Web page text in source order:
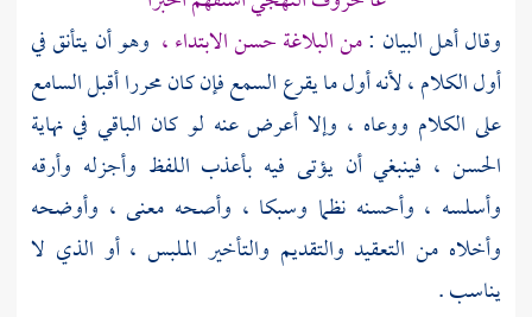
وقال أهل البيان :من البلاغة حسن الابتداء ، وهو أن يتأنق في
أول الكلام ، لأنه أول ما يقرع السمع فإن كان محررا أقبل السامع
على الكلام ووعاه ، وإلا أعرض عنه لو كان الباقي في نهاية
الحسن ، فينبغي أن يؤتى فيه بأعذب اللفظ وأجزله وأرقه
وأسلسه ، وأحسنه نظما وسبكا ، وأصحه معنى ، وأوضحه
وأخلاه من التعقيد والتقديم والتأخير الملبس ، أو الذي لا
يناسب .